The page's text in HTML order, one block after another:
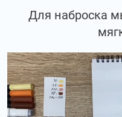
Для наброска